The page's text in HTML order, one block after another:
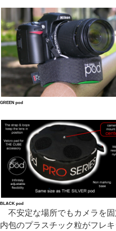
GREEN pod
BLACK pod
不安定な場所でもカメラを固
内包のプラスチック粒がフレ